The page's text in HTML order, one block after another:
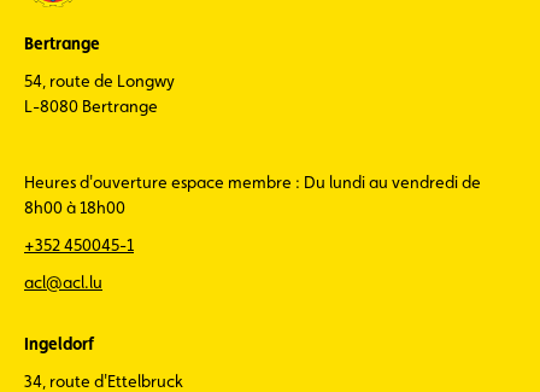
Bertrange
54, route de Longwy
L-8080 Bertrange
Heures d'ouverture espace membre : Du lundi au vendredi de
8h00 à 18h00
+352 450045-1
acl@acl.lu
Ingeldorf
34, route d'Ettelbruck